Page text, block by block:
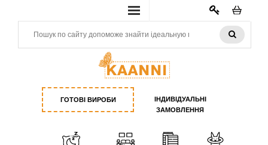
КАБИНЕТ
ГОТОВІ ВИРОБИ
ІНДИВІДУАЛЬНІ
ЗАМОВЛЕННЯ